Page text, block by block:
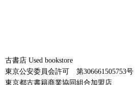
古書店 Used bookstore
東京公安委員会許可 第306661505753号
東京都古書籍商業協同組合加盟店